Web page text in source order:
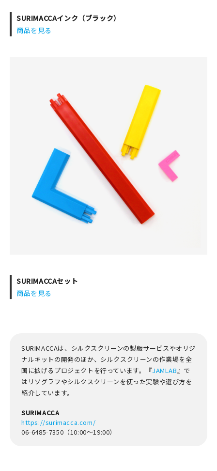
SURIMACCAインク（ブラック）
商品を見る
SURIMACCAセット
商品を見る
SURIMACCAは、シルクスクリーンの製版サービスやオリジ
ナルキットの開発のほか、シルクスクリーンの作業場を全
国に拡げるプロジェクトを行っています。『JAMLAB』で
はリソグラフやシルクスクリーンを使った実験や遊び方を
紹介しています。
SURIMACCA
https://surimacca.com/
06-6485-7350（10:00～19:00）